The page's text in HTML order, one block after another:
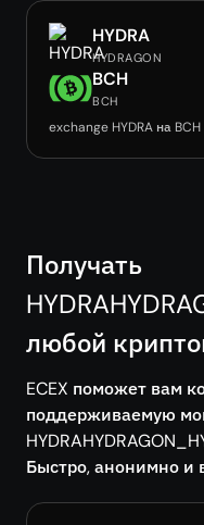
HYDRA
HYDRAGON
BCH
BCH
exchange HYDRA на
Получать
любой
ECEX поможет вам
поддерживаемую
Быстро, анонимно и